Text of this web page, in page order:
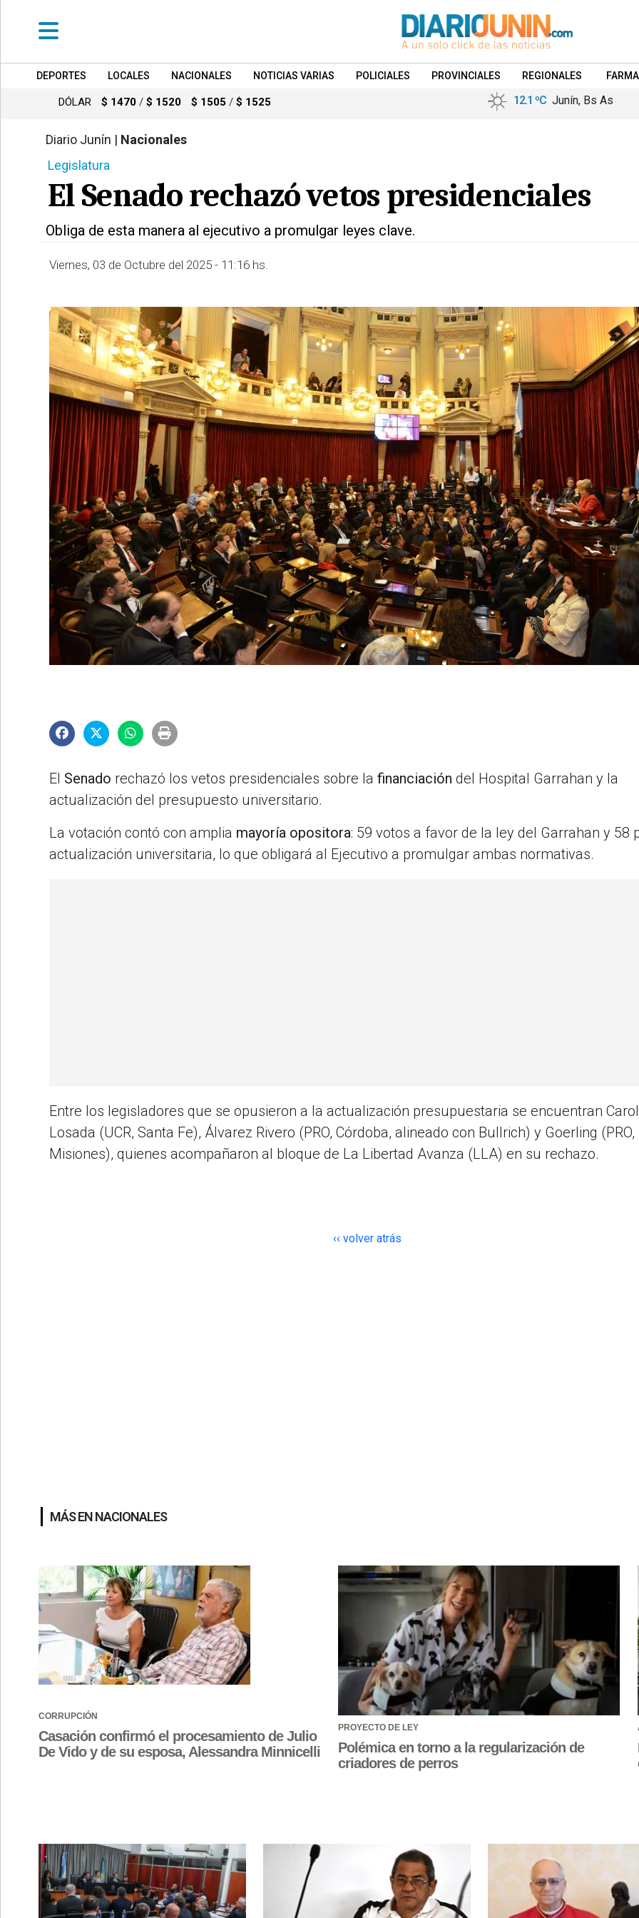
DEPORTES
LOCALES
PROVINCIALES
ESPECTÁCULOS
INTERNACIONALES
• SUPLEMENTOS
• SERVICIOS
• RADIOS EN VIVO
©2007/2026
DEPORTES LOCALES NACIONALES NOTICIAS VARIAS POLICIALES PROVINCIALES REGIONALES
DÓLAR $ 1470 / $ 1520 $ 1505 / $ 1525 12.1 ºC Junín, Bs As
Diario Junín | Nacionales
Legislatura
El Senado rechazó vetos presidenciales
Obliga de esta manera al ejecutivo a promulgar leyes clave.
Viernes, 03 de Octubre del 2025 - 11:16 hs.
El Senado rechazó los vetos presidenciales sobre la financiación del Hospital Garrahan y la
actualización del presupuesto universitario.
La votación contó con amplia mayoría opositora: 59 votos a favor de la ley del Garrahan y 58
actualización universitaria, lo que obligará al Ejecutivo a promulgar ambas normativas.
Entre los legisladores que se opusieron a la actualización presupuestaria se encuentran
Losada (UCR, Santa Fe), Álvarez Rivero (PRO, Córdoba, alineado con Bullrich) y Goerling (PRO,
Misiones), quienes acompañaron al bloque de La Libertad Avanza (LLA) en su rechazo.
‹‹ volver atrás
MÁS EN NACIONALES
CORRUPCIÓN
Casación confirmó el procesamiento de Julio
De Vido y de su esposa, Alessandra Minnicelli
PROYECTO DE LEY
Polémica en torno a la regularización de
criadores de perros